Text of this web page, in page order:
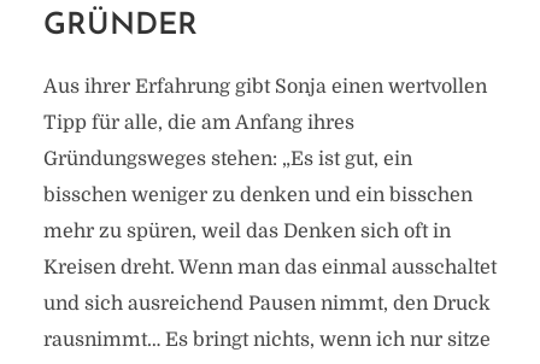
GRÜNDER
Aus ihrer Erfahrung gibt Sonja einen wertvollen
Tipp für alle, die am Anfang ihres
Gründungsweges stehen: „Es ist gut, ein
bisschen weniger zu denken und ein bisschen
mehr zu spüren, weil das Denken sich oft in
Kreisen dreht. Wenn man das einmal ausschaltet
und sich ausreichend Pausen nimmt, den Druck
rausnimmt… Es bringt nichts, wenn ich nur sitze